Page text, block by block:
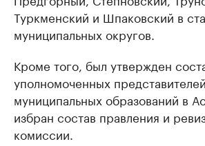
Туркменский и Шпаковский в
муниципальных округов.
Кроме того, был утвержден
уполномоченных представителей
муниципальных образований в
избран состав правления и
комиссии.